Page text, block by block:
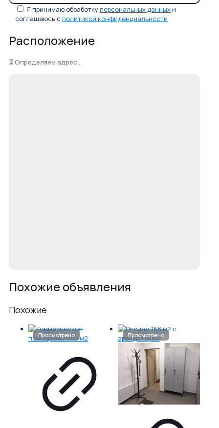
Я принимаю обработкуперсональных данных и
соглашаюсь с политикой конфиденциальности
Расположение
⏳ Определяем адрес...
Похожие объявления
Похожие